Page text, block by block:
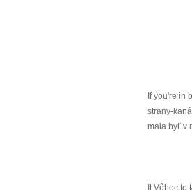
If you're in
strany-
mala byť v
It Vôbec